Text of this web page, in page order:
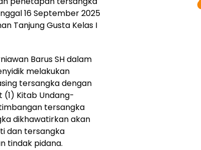
16 September 2025
Tanjung Gusta Kelas I
Barus SH dalam
melakukan
tersangka dengan
(1) Kitab Undang-
tersangka
dikhawatirkan akan
dan tersangka
tindak pidana.